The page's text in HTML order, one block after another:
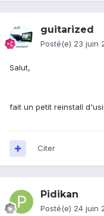
guitarized
Posté(e) 23 juin
Salut,
fait un petit reinstall
Citer
Pidikan
Posté(e) 24 juin